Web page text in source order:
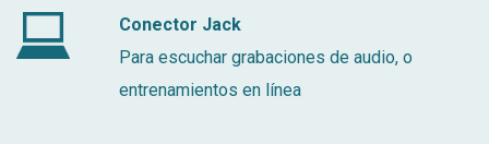
Conector Jack
Para escuchar grabaciones de audio, o
entrenamientos en línea